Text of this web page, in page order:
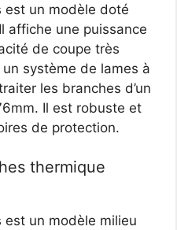
est un modèle doté
affiche une puissance
de coupe très
système de lames à
les branches d’un
Il est robuste et
de protection.
thermique
un modèle milieu